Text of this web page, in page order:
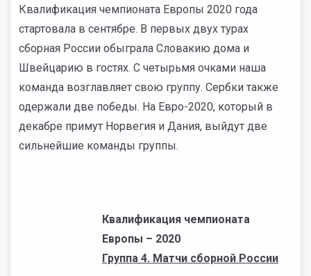
Квалификация чемпионата Европы 2020 года
стартовала в сентябре. В первых двух турах
сборная России обыграла Словакию дома и
Швейцарию в гостях. С четырьмя очками наша
команда возглавляет свою группу. Сербки также
одержали две победы. На Евро-2020, который в
декабре примут Норвегия и Дания, выйдут две
сильнейшие команды группы.
Квалификация чемпионата
Европы – 2020
Группа 4. Матчи сборной России